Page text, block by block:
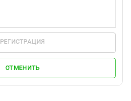
РЕГИСТРАЦИЯ
ОТМЕНИТЬ